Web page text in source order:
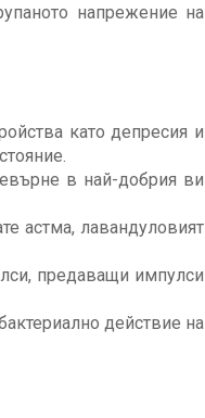
напрежение на
като депресия и
в най-добрия ви
астма, лавандуловият
предаващи импулси
действие на